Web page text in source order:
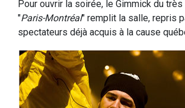
Pour ouvrir la soirée, le Gimmick du
"Paris-Montréal" remplit la salle, repris
spectateurs déjà acquis à la cause